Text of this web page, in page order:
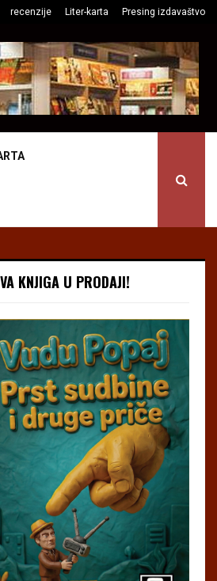
recenzije Liter-karta Presing izdavaštvo
KNJIGA U PRODAJI!